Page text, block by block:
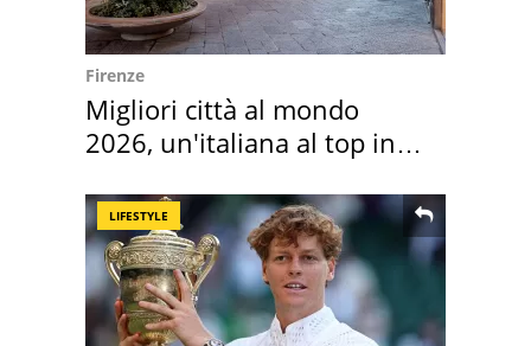
Firenze
Migliori città al mondo
2026, un'italiana al top in
LIFESTYLE